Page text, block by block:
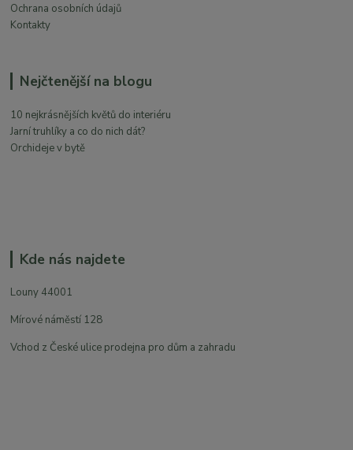
Ochrana osobních údajů
Kontakty
Nejčtenější na blogu
10 nejkrásnějších květů do interiéru
Jarní truhlíky a co do nich dát?
Orchideje v bytě
Kde nás najdete
Louny 44001
Mírové náměstí 128
Vchod z České ulice prodejna pro dům a zahradu